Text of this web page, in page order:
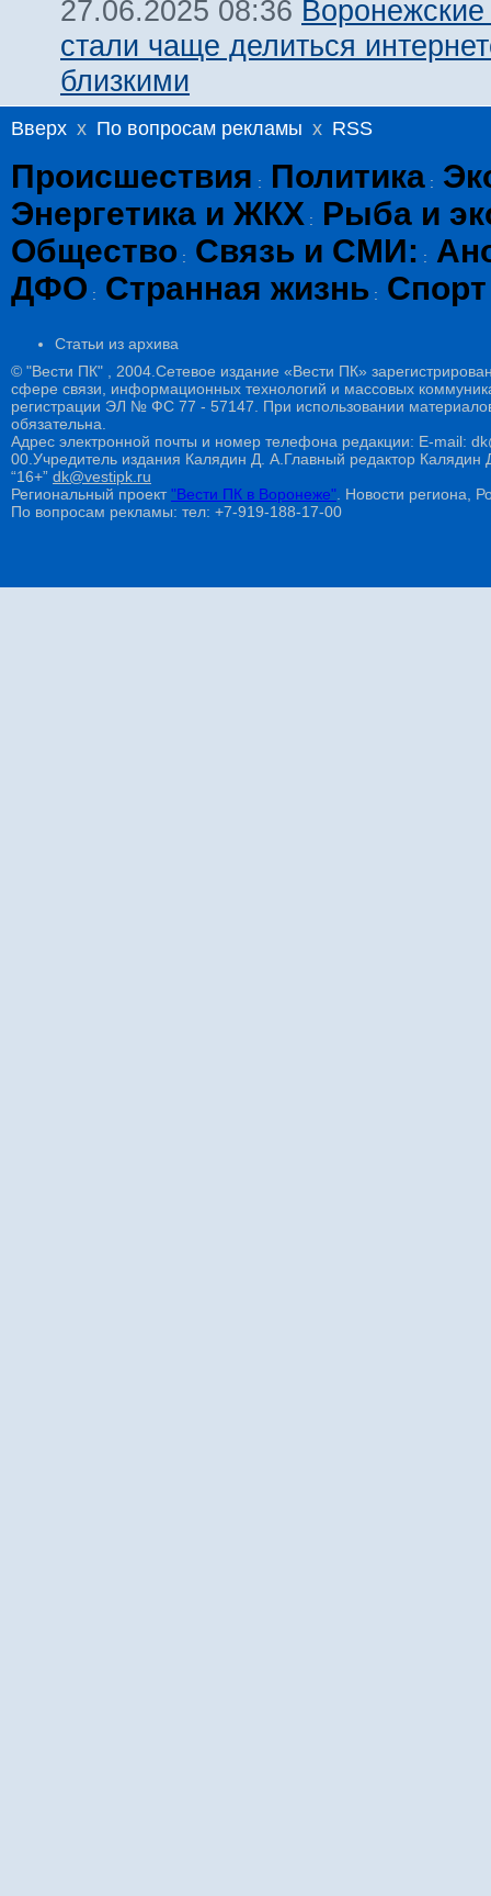
27.06.2025 08:36
стали чаще делиться
близкими
Вверх x По вопросам рекламы x RSS
Происшествия : Политика :
Энергетика и ЖКХ :
Рыба и
Общество : Связь и СМИ: :
ДФО : Странная жизнь : Спорт
Статьи из архива
© "Вести ПК" , 2004.Сетевое издание «Вести ПК»
сфере связи, информационных технологий и массовых
регистрации ЭЛ № ФС 77 - 57147. При использовании
обязательна.
Адрес электронной почты и номер телефона редакции: E-mail:
00.Учредитель издания Калядин Д. А.Главный редактор
“16+” dk@vestipk.ru
Региональный проект"Вести ПК в Воронеже" . Новости региона,
По вопросам рекламы: тел: +7-919-188-17-00